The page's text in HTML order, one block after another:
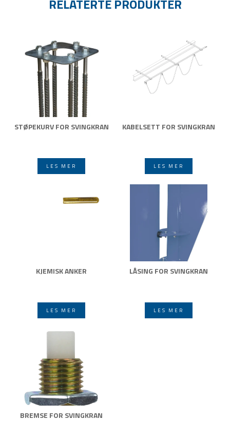
RELATERTE PRODUKTER
STØPEKURV FOR SVINGKRAN
LES MER
KABELSETT FOR SVINGKRAN
LES MER
KJEMISK ANKER
LES MER
LÅSING FOR SVINGKRAN
LES MER
BREMSE FOR SVINGKRAN